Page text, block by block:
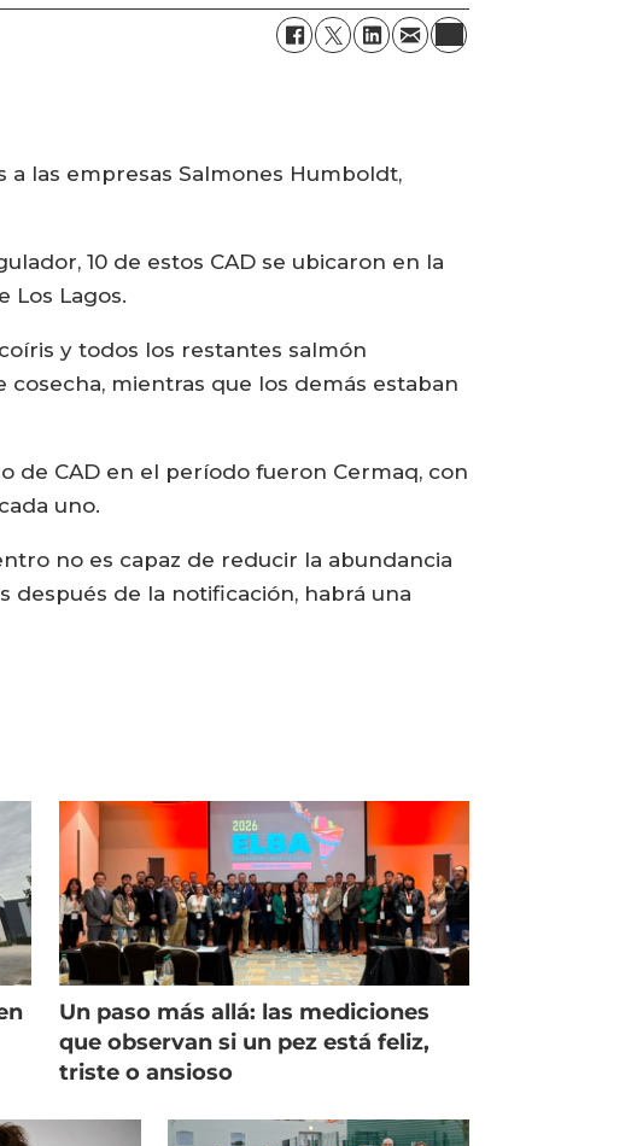
las empresas Salmones Humboldt,
10 de estos CAD se ubicaron en la
Los Lagos.
y todos los restantes salmón
mientras que los demás estaban
de CAD en el período fueron Cermaq, con
uno.
no es capaz de reducir la abundancia
de la notificación, habrá una
Un paso más allá: las mediciones
que observan si un pez está feliz,
triste o ansioso